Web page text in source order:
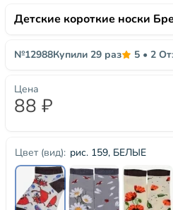
Детские короткие носки
№12988Купили 29 раз 5 • 2
Цвет (вид): рис. 159, БЕЛЫЕ
Цена
88 ₽